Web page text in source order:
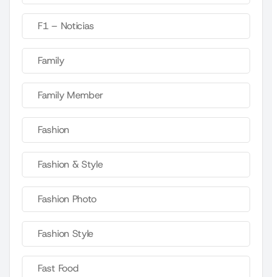
F1 – Noticias
Family
Family Member
Fashion
Fashion & Style
Fashion Photo
Fashion Style
Fast Food